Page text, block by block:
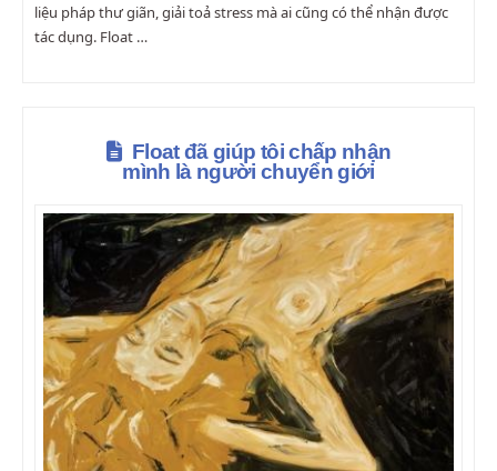
liệu pháp thư giãn, giải toả stress mà ai cũng có thể nhận được
tác dụng. Float …
Float đã giúp tôi chấp nhận
mình là người chuyển giới